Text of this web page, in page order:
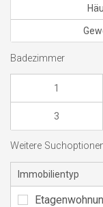
Badezimmer
1
3
Weitere
Immobilientyp